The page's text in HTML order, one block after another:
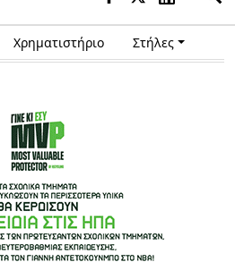
Χρηματιστήριο Στήλες